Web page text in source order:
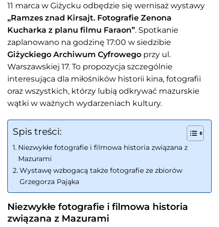
11 marca w Giżycku odbędzie się wernisaż wystawy
„Ramzes znad Kirsajt. Fotografie Zenona
Kucharka z planu filmu Faraon”. Spotkanie
zaplanowano na godzinę 17:00 w siedzibie
Giżyckiego Archiwum Cyfrowego przy ul.
Warszawskiej 17. To propozycja szczególnie
interesująca dla miłośników historii kina, fotografii
oraz wszystkich, którzy lubią odkrywać mazurskie
wątki w ważnych wydarzeniach kultury.
Spis treści:
Niezwykłe fotografie i filmowa historia związana z
Mazurami
Wystawę wzbogacą także fotografie ze zbiorów
Grzegorza Pająka
Niezwykłe fotografie i filmowa historia
związana z Mazurami